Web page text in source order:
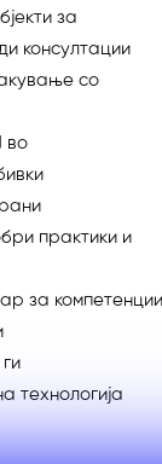
за
консултации
со
во
практики и
за
технологија